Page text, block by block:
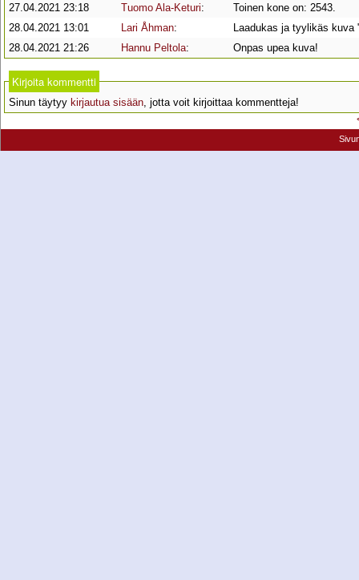
27.04.2021 23:18 Tuomo Ala-Keturi:
Toinen kone on: 2543.
28.04.2021 13:01
Lari Åhman:
Laadukas ja tyylikäs kuva
28.04.2021 21:26
Hannu Peltola: Onpas upea kuva!
Kirjoita kommentti
Sinun täytyy kirjautua sisään, jotta voit kirjoittaa kommentteja!